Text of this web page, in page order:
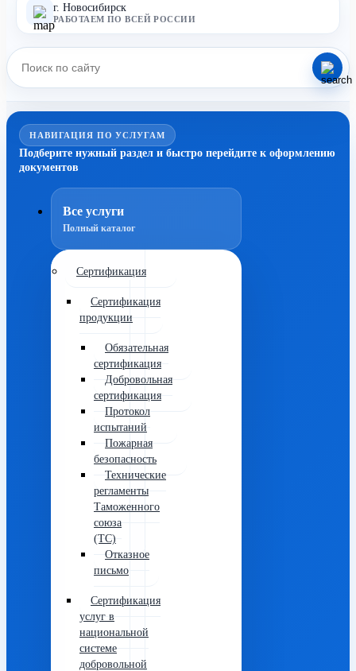
г. Новосибирск
РАБОТАЕМ ПО ВСЕЙ РОССИИ
НАВИГАЦИЯ ПО УСЛУГАМ
Подберите нужный раздел и быстро перейдите к оформлению
документов
Все услуги
Полный каталог
Сертификация
Сертификация
продукции
Обязательная
сертификация
Добровольная
сертификация
Протокол
испытаний
Пожарная
безопасность
Технические
регламенты
Таможенного
союза
(ТС)
Отказное
письмо
Сертификация
услуг в
национальной
системе
добровольной